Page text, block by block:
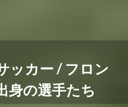
ッカー / フロン
身の選手たち